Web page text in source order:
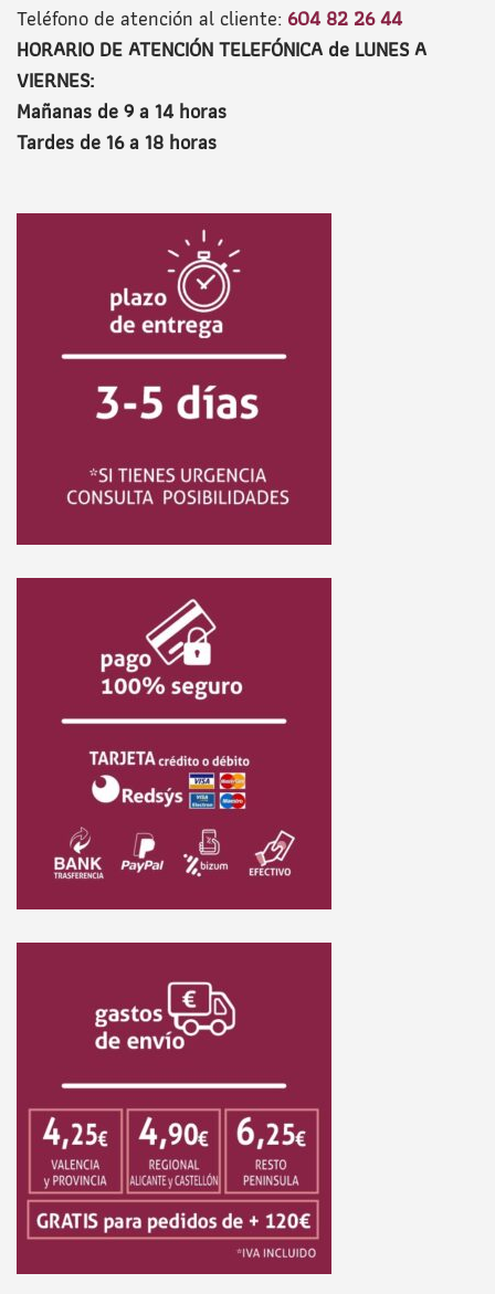
Teléfono de atención al cliente: 604 82 26 44
HORARIO DE ATENCIÓN TELEFÓNICA de LUNES A
VIERNES:
Mañanas de 9 a 14 horas
Tardes de 16 a 18 horas